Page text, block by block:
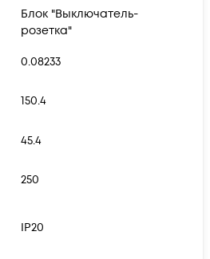
Блок "Выключатель-
розетка"
0.08233
150.4
45.4
250
IP20